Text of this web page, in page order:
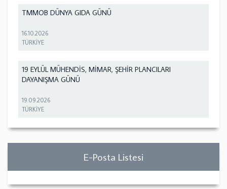
TMMOB DÜNYA GIDA GÜNÜ
16.10.2026
TÜRKİYE
19 EYLÜL MÜHENDİS, MİMAR, ŞEHİR PLANCILARI
DAYANIŞMA GÜNÜ
19.09.2026
TÜRKİYE
E-Posta Listesi